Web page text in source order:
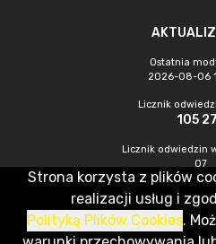
Ostatnia
2026-08-06
Licznik
105
Licznik odwiedzin
07
655
CMS & Hosting: Nefeni Sp. z o.o.
Strona korzysta z plików
realizacji usług i
Polityką Plików Cookies.